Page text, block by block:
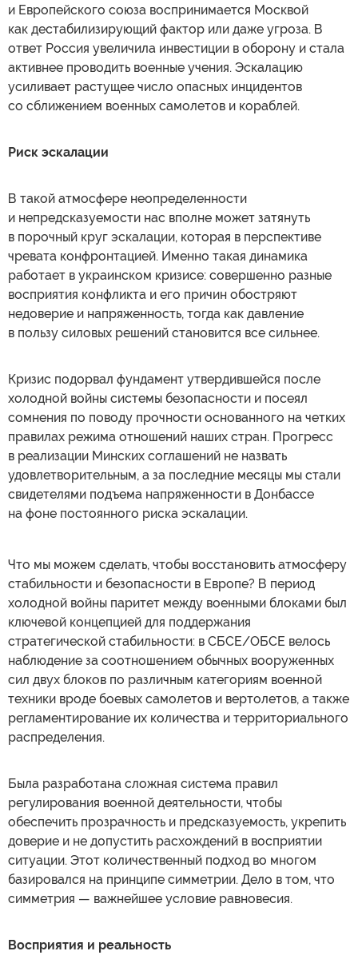
и Европейского союза воспринимается Москвой
как дестабилизирующий фактор или даже угроза. В
ответ Россия увеличила инвестиции в оборону и стала
активнее проводить военные учения. Эскалацию
усиливает растущее число опасных инцидентов
со сближением военных самолетов и кораблей.
Риск эскалации
В такой атмосфере неопределенности
и непредсказуемости нас вполне может затянуть
в порочный круг эскалации, которая в перспективе
чревата конфронтацией. Именно такая динамика
работает в украинском кризисе: совершенно разные
восприятия конфликта и его причин обостряют
недоверие и напряженность, тогда как давление
в пользу силовых решений становится все сильнее.
Кризис подорвал фундамент утвердившейся после
холодной войны системы безопасности и посеял
сомнения по поводу прочности основанного на четких
правилах режима отношений наших стран. Прогресс
в реализации Минских соглашений не назвать
удовлетворительным, а за последние месяцы мы стали
свидетелями подъема напряженности в Донбассе
на фоне постоянного риска эскалации.
Что мы можем сделать, чтобы восстановить атмосферу
стабильности и безопасности в Европе? В период
холодной войны паритет между военными блоками был
ключевой концепцией для поддержания
стратегической стабильности: в СБСЕ/ОБСЕ велось
наблюдение за соотношением обычных вооруженных
сил двух блоков по различным категориям военной
техники вроде боевых самолетов и вертолетов, а также
регламентирование их количества и территориального
распределения.
Была разработана сложная система правил
регулирования военной деятельности, чтобы
обеспечить прозрачность и предсказуемость, укрепить
доверие и не допустить расхождений в восприятии
ситуации. Этот количественный подход во многом
базировался на принципе симметрии. Дело в том, что
симметрия — важнейшее условие равновесия.
Восприятия и реальность